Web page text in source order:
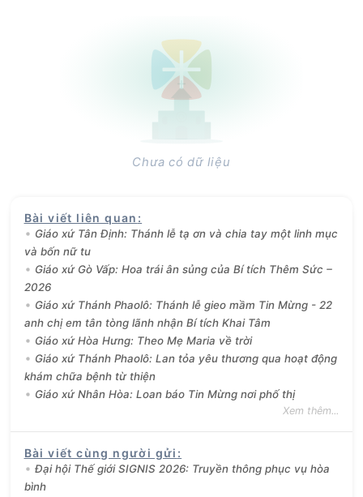
Chưa có dữ liệu
Bài viết liên quan :
Giáo xứ Tân Định: Thánh lễ tạ ơn và chia tay một linh mục
và bốn nữ tu
Giáo xứ Gò Vấp: Hoa trái ân sủng của Bí tích Thêm Sức –
2026
Giáo xứ Thánh Phaolô: Thánh lễ gieo mầm Tin Mừng - 22
anh chị em tân tòng lãnh nhận Bí tích Khai Tâm
Giáo xứ Hòa Hưng: Theo Mẹ Maria về trời
Giáo xứ Thánh Phaolô: Lan tỏa yêu thương qua hoạt động
khám chữa bệnh từ thiện
Giáo xứ Nhân Hòa: Loan báo Tin Mừng nơi phố thị
Xem thêm...
Bài viết cùng người gửi :
Đại hội Thế giới SIGNIS 2026: Truyền thông phục vụ hòa
bình